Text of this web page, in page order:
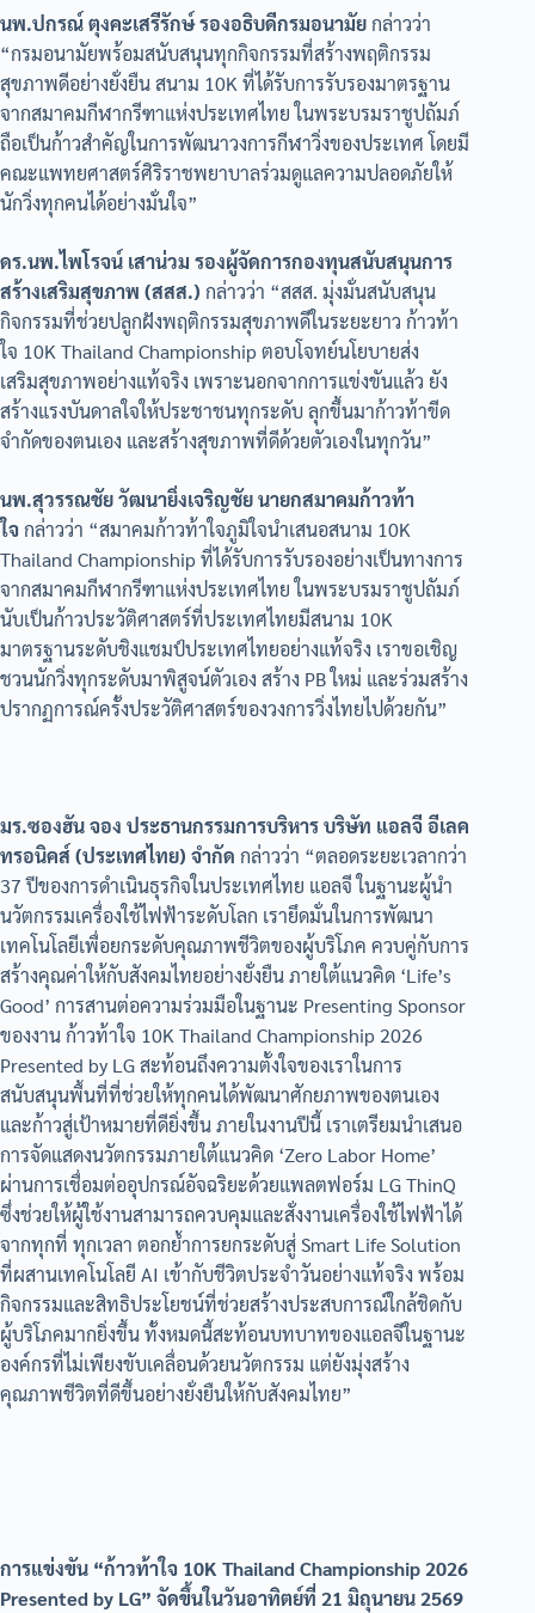
นพ.ปกรณ์ ตุงคะเสรีรักษ์ รองอธิบดีกรมอนามัยกล่าวว่า
“กรมอนามัยพร้อมสนับสนุนทุกกิจกรรมที่สร้างพฤติกรรม
สุขภาพดีอย่างยั่งยืน สนาม 10K ที่ได้รับการรับรองมาตรฐาน
จากสมาคมกีฬากรีฑาแห่งประเทศไทย ในพระบรมราชูปถัมภ์
ถือเป็นก้าวสำคัญในการพัฒนาวงการกีฬาวิ่งของประเทศ โดยมี
คณะแพทยศาสตร์ศิริราชพยาบาลร่วมดูแลความปลอดภัยให้
นักวิ่งทุกคนได้อย่างมั่นใจ”
ดร.นพ.ไพโรจน์ เสาน่วม รองผู้จัดการกองทุนสนับสนุนการ
สร้างเสริมสุขภาพ (สสส.) กล่าวว่า “สสส. มุ่งมั่นสนับสนุน
กิจกรรมที่ช่วยปลูกฝังพฤติกรรมสุขภาพดีในระยะยาว ก้าวท้า
ใจ 10K Thailand Championship ตอบโจทย์นโยบายส่ง
เสริมสุขภาพอย่างแท้จริง เพราะนอกจากการแข่งขันแล้ว ยัง
สร้างแรงบันดาลใจให้ประชาชนทุกระดับ ลุกขึ้นมาก้าวท้าขีด
จำกัดของตนเอง และสร้างสุขภาพที่ดีด้วยตัวเองในทุกวัน”
นพ.สุวรรณชัย วัฒนายิ่งเจริญชัย นายกสมาคมก้าวท้า
ใจกล่าวว่า “สมาคมก้าวท้าใจภูมิใจนำเสนอสนาม 10K
Thailand Championship ที่ได้รับการรับรองอย่างเป็นทางการ
จากสมาคมกีฬากรีฑาแห่งประเทศไทย ในพระบรมราชูปถัมภ์
นับเป็นก้าวประวัติศาสตร์ที่ประเทศไทยมีสนาม 10K
มาตรฐานระดับชิงแชมป์ประเทศไทยอย่างแท้จริง เราขอเชิญ
ชวนนักวิ่งทุกระดับมาพิสูจน์ตัวเอง สร้าง PB ใหม่ และร่วมสร้าง
ปรากฏการณ์ครั้งประวัติศาสตร์ของวงการวิ่งไทยไปด้วยกัน”
มร.ซองฮัน จอง ประธานกรรมการบริหาร บริษัท แอลจี อีเลค
ทรอนิคส์ (ประเทศไทย) จำกัด กล่าวว่า “ตลอดระยะเวลากว่า
37 ปีของการดำเนินธุรกิจในประเทศไทย แอลจี ในฐานะผู้นำ
นวัตกรรมเครื่องใช้ไฟฟ้าระดับโลก เรายึดมั่นในการพัฒนา
เทคโนโลยีเพื่อยกระดับคุณภาพชีวิตของผู้บริโภค ควบคู่กับการ
สร้างคุณค่าให้กับสังคมไทยอย่างยั่งยืน ภายใต้แนวคิด ‘Life’s
Good’ การสานต่อความร่วมมือในฐานะ Presenting Sponsor
ของงาน ก้าวท้าใจ 10K Thailand Championship 2026
Presented by LG สะท้อนถึงความตั้งใจของเราในการ
สนับสนุนพื้นที่ที่ช่วยให้ทุกคนได้พัฒนาศักยภาพของตนเอง
และก้าวสู่เป้าหมายที่ดียิ่งขึ้น ภายในงานปีนี้ เราเตรียมนำเสนอ
การจัดแสดงนวัตกรรมภายใต้แนวคิด ‘Zero Labor Home’
ผ่านการเชื่อมต่ออุปกรณ์อัจฉริยะด้วยแพลตฟอร์ม LG ThinQ
ซึ่งช่วยให้ผู้ใช้งานสามารถควบคุมและสั่งงานเครื่องใช้ไฟฟ้าได้
จากทุกที่ ทุกเวลา ตอกย้ำการยกระดับสู่ Smart Life Solution
ที่ผสานเทคโนโลยี AI เข้ากับชีวิตประจำวันอย่างแท้จริง พร้อม
กิจกรรมและสิทธิประโยชน์ที่ช่วยสร้างประสบการณ์ใกล้ชิดกับ
ผู้บริโภคมากยิ่งขึ้น ทั้งหมดนี้สะท้อนบทบาทของแอลจีในฐานะ
องค์กรที่ไม่เพียงขับเคลื่อนด้วยนวัตกรรม แต่ยังมุ่งสร้าง
คุณภาพชีวิตที่ดีขึ้นอย่างยั่งยืนให้กับสังคมไทย”
การแข่งขัน “ก้าวท้าใจ 10K Thailand Championship 2026
Presented by LG” จัดขึ้นในวันอาทิตย์ที่ 21 มิถุนายน 2569